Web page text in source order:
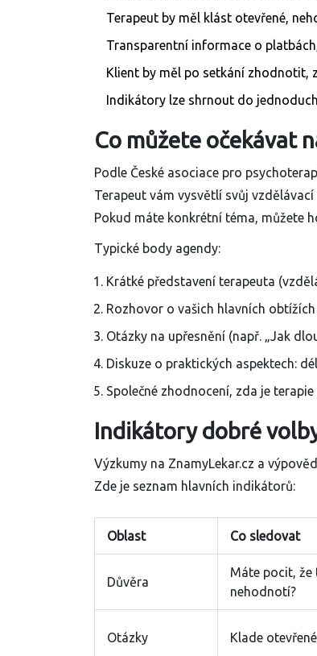
Terapeut by měl klást otevřené,
Transparentní informace o
Klient by měl po setkání zhodnotit,
Indikátory lze shrnout do
Co můžete očekávat
Podle České asociace pro
Terapeut vám vysvětlí svůj
Pokud máte konkrétní téma, můžete
Typické body agendy:
Krátké představení terapeuta
Rozhovor o vašich hlavních
Otázky na upřesnění (např. „Jak
Diskuze o praktických aspektech:
Společné zhodnocení, zda je
Indikátory dobré
Výzkumy na ZnamyLekar.cz a
Zde je seznam hlavních indikátorů:
Oblast Co sledovat
Důvěra
Máte pocit, že
nehodnotí?
Otázky Klade